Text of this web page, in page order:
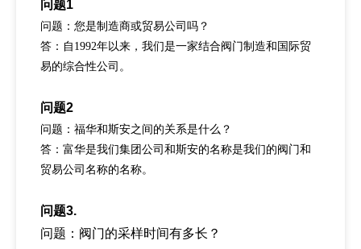
问题1
问题：您是制造商或贸易公司吗？
答：自1992年以来，我们是一家结合阀门制造和国际贸
易的综合性公司。
问题2
问题：福华和斯安之间的关系是什么？
答：富华是我们集团公司和斯安的名称是我们的阀门和
贸易公司名称的名称。
问题3.
问题：阀门的采样时间有多长？